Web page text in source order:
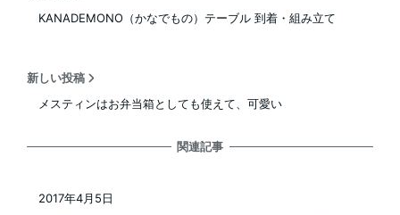
KANADEMONO（かなでもの）テーブル 到着・組み立て
新しい投稿
メスティンはお弁当箱としても使えて、可愛い
関連記事
2017年4月5日